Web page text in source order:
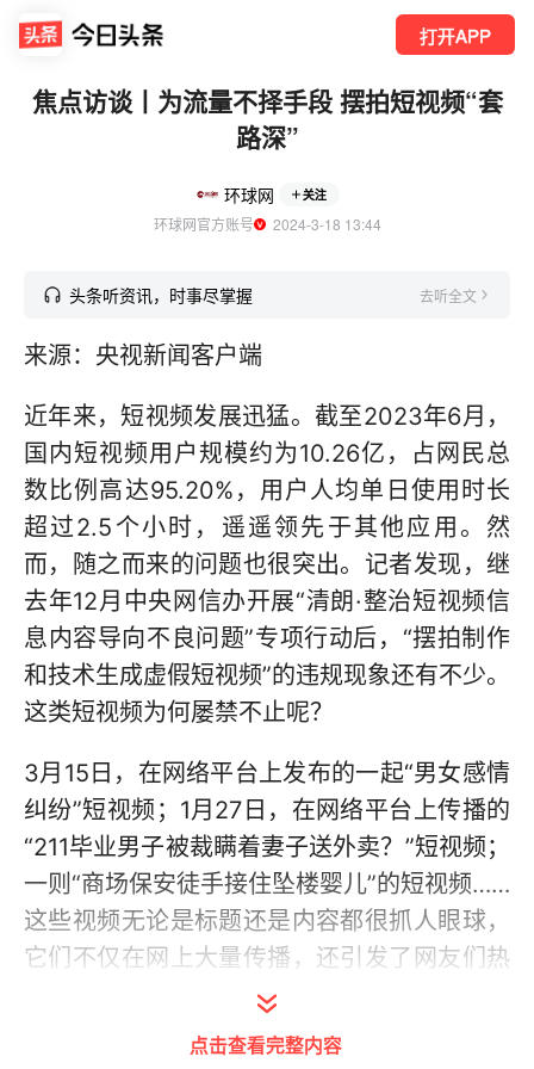
打开APP
焦点访谈丨为流量不择手段 摆拍短视频“套
路深”
环球网 关注
环球网官方账号
  2024-3-18 13:44
头条听资讯，时事尽掌握 去听全文
来源：央视新闻客户端
近年来，短视频发展迅猛。截至2023年6月，
国内短视频用户规模约为10.26亿，占网民总
数比例高达95.20%，用户人均单日使用时长
超过2.5个小时，遥遥领先于其他应用。然
而，随之而来的问题也很突出。记者发现，继
去年12月中央网信办开展“清朗·整治短视频信
息内容导向不良问题”专项行动后，“摆拍制作
和技术生成虚假短视频”的违规现象还有不少。
这类短视频为何屡禁不止呢？
3月15日，在网络平台上发布的一起“男女感情
纠纷”短视频；1月27日，在网络平台上传播的
“211毕业男子被裁瞒着妻子送外卖？”短视频；
一则“商场保安徒手接住坠楼婴儿”的短视频……
这些视频无论是标题还是内容都很抓人眼球，
它们不仅在网上大量传播，还引发了网友们热
烈的讨论。然而，这些所谓“亲身的讲述”“真实
的记录”，随后均被证实是通过摆拍、演绎的手
点击查看完整内容